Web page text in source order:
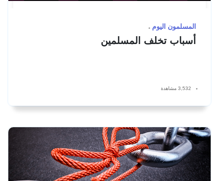
المسلمون اليوم
أسباب تخلف المسلمين
3,532 مشاهدة